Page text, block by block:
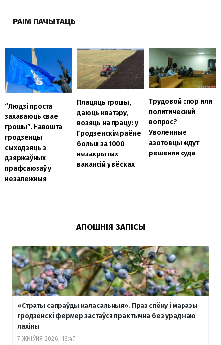
РАІМ ПАЧЫТАЦЬ
“Людзі проста
захаваюць свае
грошы”. Навошта
гродзенцы
сыходзяць з
дзяржаўных
прафсаюзаў у
незалежныя
Плацяць грошы,
даюць кватэру,
возяць на працу: у
Гродзенскім раёне
больш за 1000
незакрытых
вакансій у вёсках
Трудовой спор или
политический
вопрос?
Уволенные
азотовцы ждут
решения суда
АПОШНІЯ ЗАПІСЫ
«Страты сапраўды каласальныя». Праз спёку і маразы
гродзенскі фермер застаўся практычна без ураджаю
лахіны
7 ЖНІЎНЯ 2026, 16:47